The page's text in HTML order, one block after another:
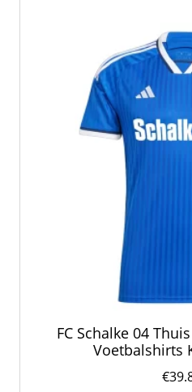
FC Schalke 04
Voetbalshirts
€